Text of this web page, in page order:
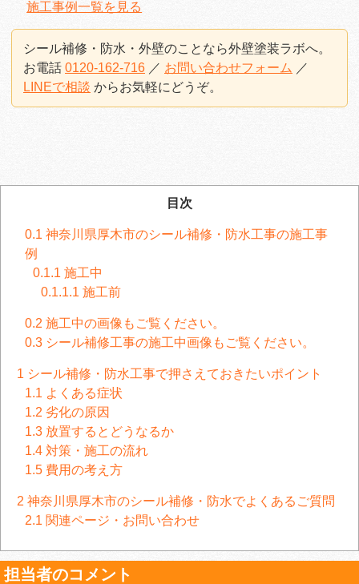
施工事例一覧を見る
シール補修・防水・外壁のことなら外壁塗装ラボへ。
お電話 0120-162-716 ／ お問い合わせフォーム ／
LINEで相談 からお気軽にどうぞ。
目次
0.1 神奈川県厚木市のシール補修・防水工事の施工事
例
0.1.1 施工中
0.1.1.1 施工前
0.2 施工中の画像もご覧ください。
0.3 シール補修工事の施工中画像もご覧ください。
1 シール補修・防水工事で押さえておきたいポイント
1.1 よくある症状
1.2 劣化の原因
1.3 放置するとどうなるか
1.4 対策・施工の流れ
1.5 費用の考え方
2 神奈川県厚木市のシール補修・防水でよくあるご質問
2.1 関連ページ・お問い合わせ
担当者のコメント